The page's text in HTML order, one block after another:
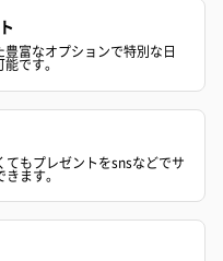
富なオプションで特別な日
です。
てもプレゼントをsnsなどでサ
ます。